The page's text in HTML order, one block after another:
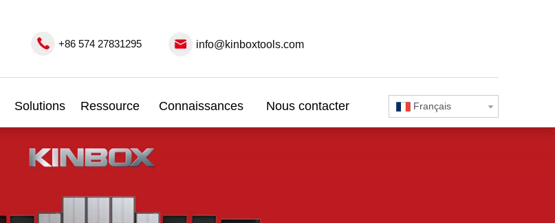
+86 574 27831295 info@kinboxtools.com
Solutions Ressource Connaissances Nous contacter Français